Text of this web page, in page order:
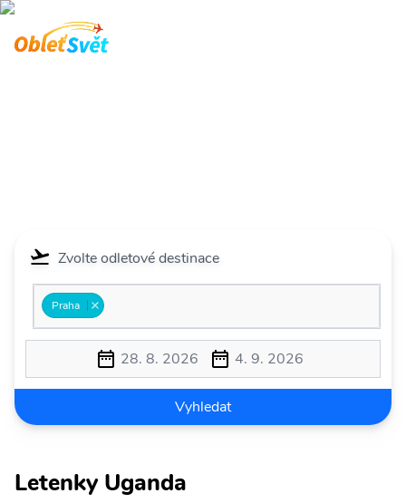
Zvolte odletové destinace
Praha
28. 8. 2026 4. 9. 2026
Vyhledat
Letenky Uganda